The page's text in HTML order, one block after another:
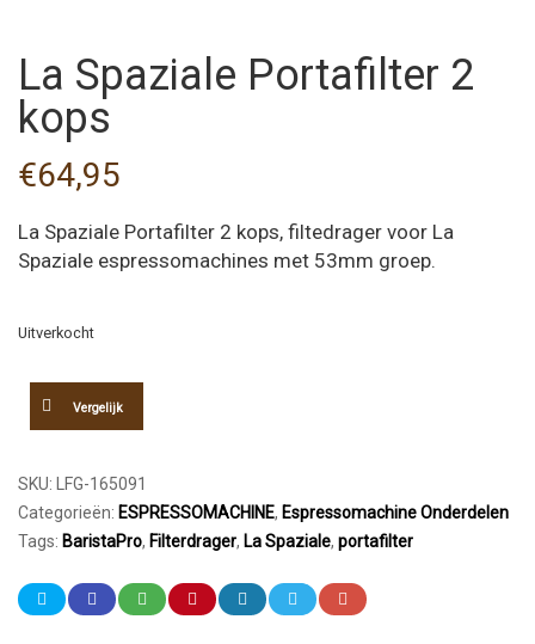
La Spaziale Portafilter 2
kops
€64,95
La Spaziale Portafilter 2 kops, filtedrager voor La
Spaziale espressomachines met 53mm groep.
Uitverkocht
Vergelijk
SKU:
LFG-165091
Categorieën: ESPRESSOMACHINE, Espressomachine Onderdelen
Tags: BaristaPro, Filterdrager, La Spaziale, portafilter